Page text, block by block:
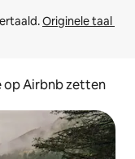
Originele taal
op Airbnb zetten